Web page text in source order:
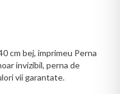
cm bej, imprimeu Perna
invizibil, perna de
vii garantate.